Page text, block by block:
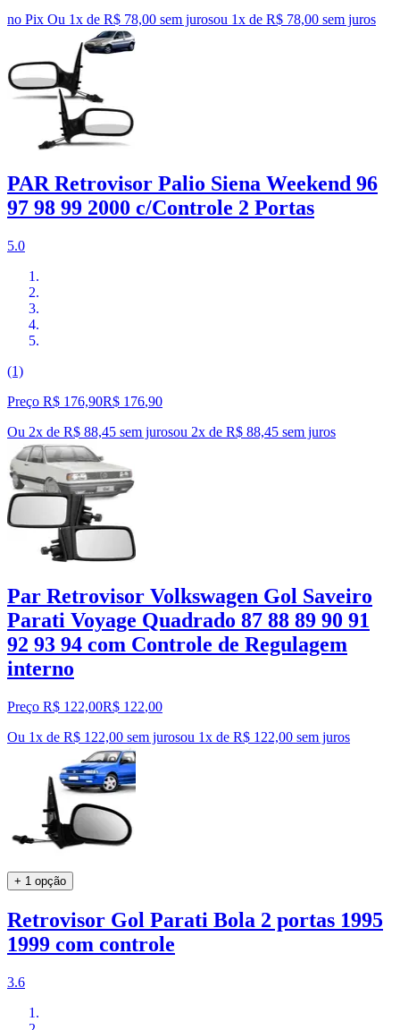
no Pix Ou 1x de R$ 78,00 sem jurosou 1x de R$ 78,00 sem juros
PAR Retrovisor Palio Siena Weekend 96
97 98 99 2000 c/Controle 2 Portas
5.0
(1)
Preço R$ 176,90R$ 176,90
Ou 2x de R$ 88,45 sem jurosou 2x de R$ 88,45 sem juros
Par Retrovisor Volkswagen Gol Saveiro
Parati Voyage Quadrado 87 88 89 90 91
92 93 94 com Controle de Regulagem
interno
Preço R$ 122,00R$ 122,00
Ou 1x de R$ 122,00 sem jurosou 1x de R$ 122,00 sem juros
+ 1 opção
Retrovisor Gol Parati Bola 2 portas 1995
1999 com controle
3.6